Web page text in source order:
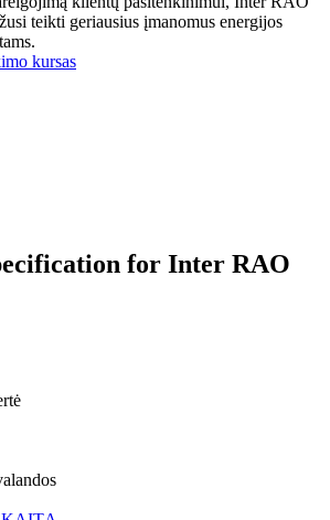
teikti geriausius įmanomus energijos
kursas
for Inter RAO